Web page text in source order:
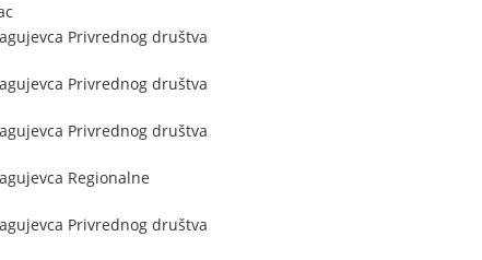
Privrednog društva
Privrednog društva
Privrednog društva
Regionalne
Privrednog društva